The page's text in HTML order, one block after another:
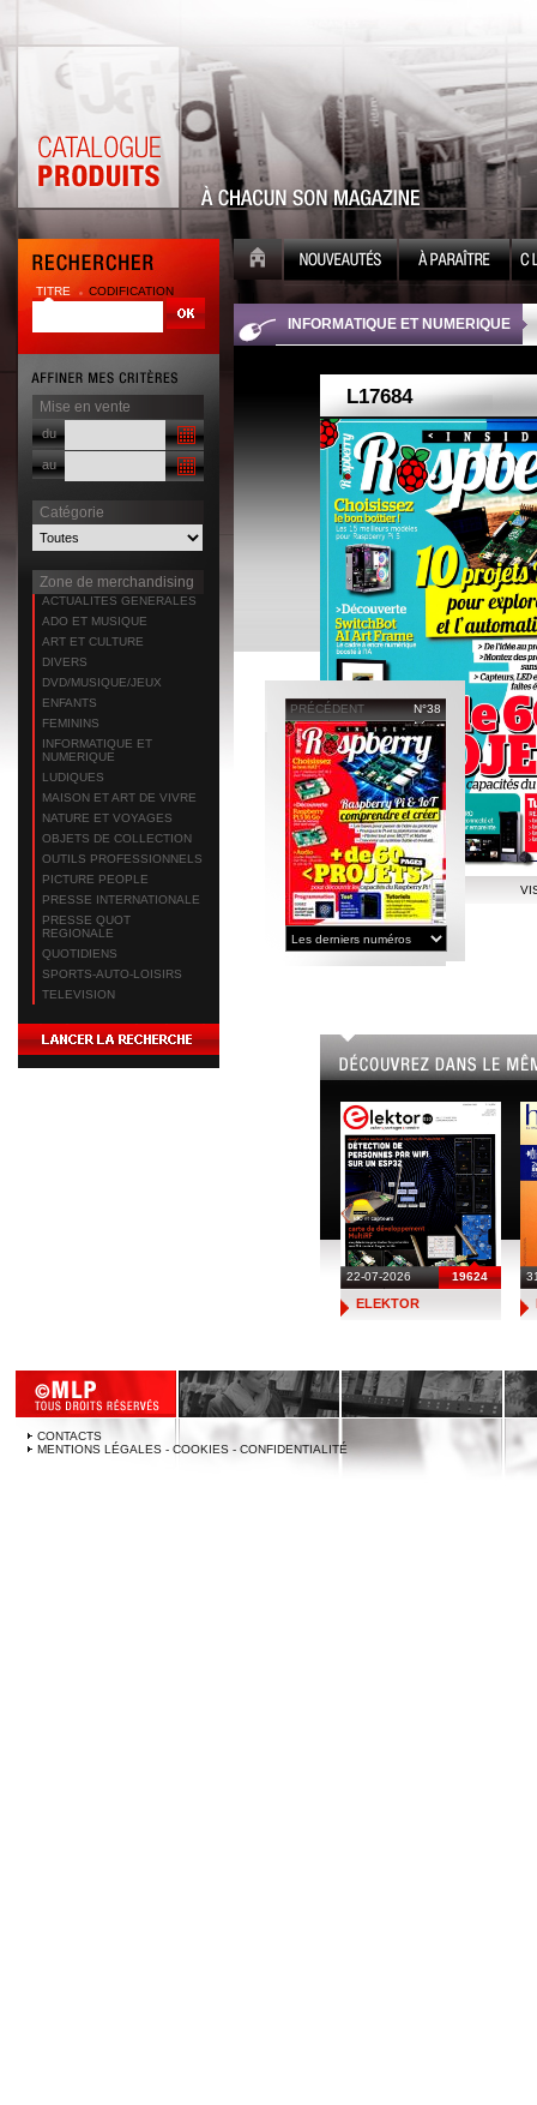
TITRE CODIFICATION
Mise en vente
du
au
Catégorie
Zone de merchandising
ACTUALITES GENERALES
ADO ET MUSIQUE
ART ET CULTURE
DIVERS
DVD/MUSIQUE/JEUX
ENFANTS
FEMININS
INFORMATIQUE ET
NUMERIQUE
LUDIQUES
MAISON ET ART DE VIVRE
NATURE ET VOYAGES
OBJETS DE COLLECTION
OUTILS PROFESSIONNELS
PICTURE PEOPLE
PRESSE INTERNATIONALE
PRESSE QUOT
REGIONALE
QUOTIDIENS
SPORTS-AUTO-LOISIRS
TELEVISION
INFORMATIQUE ET NUMERIQUE
PRÉCÉDENT N°38
22-07-2026 19624
ELEKTOR
CONTACTS
MENTIONS LÉGALES - COOKIES - CONFIDENTIALITÉ